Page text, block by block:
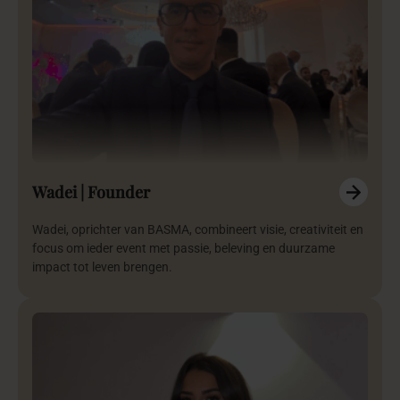
Wadei | Founder
Wadei, oprichter van BASMA, combineert visie, creativiteit en
focus om ieder event met passie, beleving en duurzame
impact tot leven brengen.